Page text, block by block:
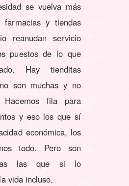
se vuelva más
farmacias y tiendas
reanudan servicio
puestos de lo que
Hay tienditas
son muchas y no
Hacemos fila para
y eso los que sí
económica, los
todo. Pero son
las que si lo
vida incluso.